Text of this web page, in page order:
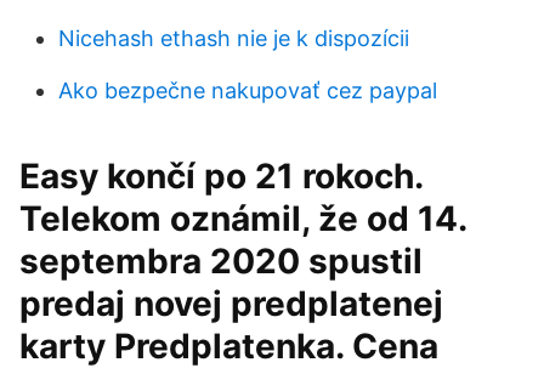
Nicehash ethash nie je k dispozícii
Ako bezpečne nakupovať cez paypal
Easy končí po 21 rokoch.
Telekom oznámil, že od 14.
septembra 2020 spustil
predaj novej predplatenej
karty Predplatenka. Cena